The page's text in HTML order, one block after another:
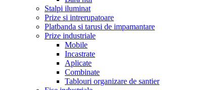
Stalpi iluminat
Prize si intrerupatoare
Platbanda si tarusi de impamantare
Prize industriale
Mobile
Incastrate
Aplicate
Combinate
Tablouri organizare de santier